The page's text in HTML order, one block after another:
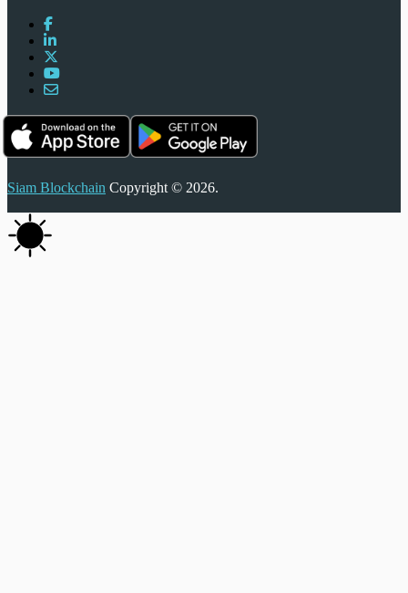
Siam Blockchain Copyright © 2026.